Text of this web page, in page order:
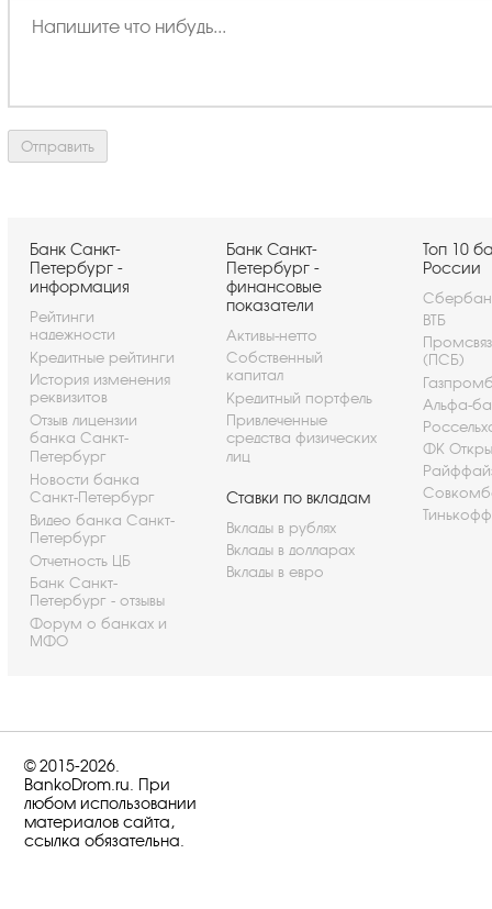
Банк Санкт-
Петербург -
информация
Рейтинги
надежности
Кредитные рейтинги
История изменения
реквизитов
Отзыв лицензии
банка Санкт-
Петербург
Новости банка
Санкт-Петербург
Видео банка Санкт-
Петербург
Отчетность ЦБ
Банк Санкт-
Петербург - отзывы
Форум о банках и
МФО
Банк Санкт-
Петербург -
финансовые
показатели
Активы-нетто
Собственный
капитал
Кредитный портфель
Привлеченные
средства физических
лиц
Ставки по вкладам
Вклады в рублях
Вклады в долларах
Вклады в евро
Топ 10
России
ВТБ
(ПСБ)
Альфа-
ФК
© 2015-2026.
BankoDrom.ru. При
любом использовании
материалов сайта,
ссылка обязательна.